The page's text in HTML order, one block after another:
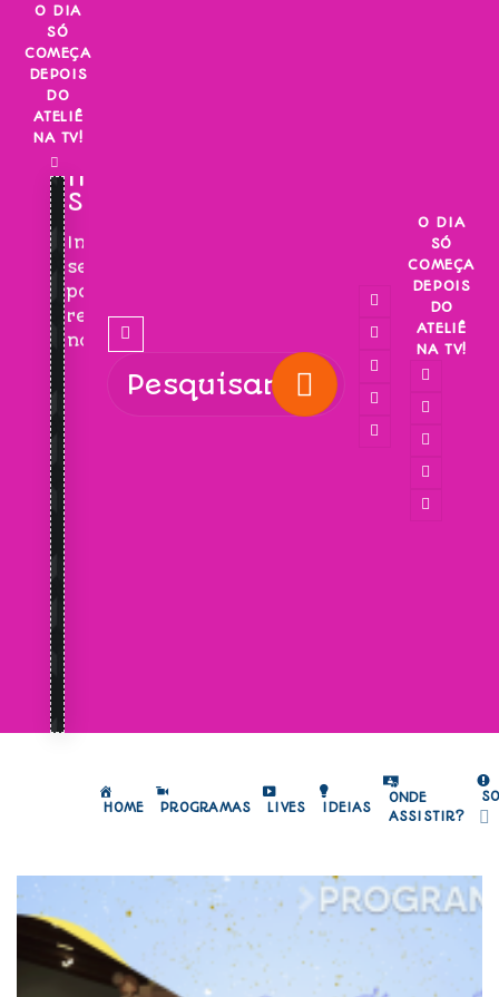
Skip
content
O DIA
SÓ
COMEÇA
DEPOIS
DO
ATELIÊ
NA TV!
INSCREVA-
SE!
Inscreva-
se
para
receber
novidades!
O DIA
SÓ
COMEÇA
DEPOIS
DO
ATELIÊ
NA TV!
HOME PROGRAMAS LIVES IDEIAS
ONDE
ASSISTIR?